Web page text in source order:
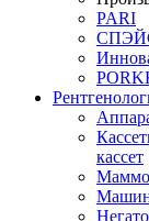
PARI
кассет